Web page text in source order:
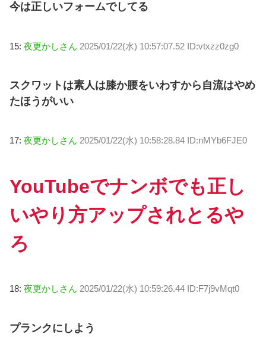
今は正しいフォームでしてる
15: 夜更かしさん 2025/01/22(水) 10:57:07.52 ID:vtxzz0zg0
スクワットは素人は膝か腰をいわすから自流はやめ
たほうがいい
17: 夜更かしさん 2025/01/22(水) 10:58:28.84 ID:nMYb6FJE0
YouTubeでナンボでも正し
いやり方アップされとるや
ろ
18: 夜更かしさん 2025/01/22(水) 10:59:26.44 ID:F7j9vMqt0
プランクにしよう